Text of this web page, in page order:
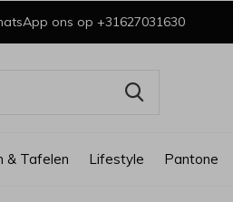
& Tafelen Lifestyle Pantone
ons op +31627031630